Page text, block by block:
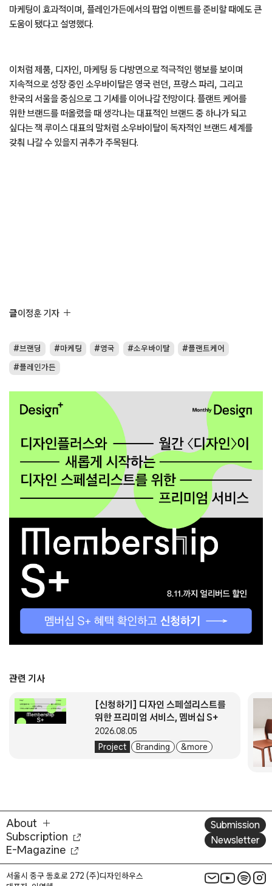
마케팅이 효과적이며, 플레인가든에서의 팝업 이벤트를 준비할 때에도 큰
도움이 됐다고 설명했다.
이처럼 제품, 디자인, 마케팅 등 다방면으로 적극적인 행보를 보이며
지속적으로 성장 중인 소우바이탈은 영국 런던, 프랑스 파리, 그리고
한국의 서울을 중심으로 그 기세를 이어나갈 전망이다. 플랜트 케어를
위한 브랜드를 떠올렸을 때 생각나는 대표적인 브랜드 중 하나가 되고
싶다는 잭 루이스 대표의 말처럼 소우바이탈이 독자적인 브랜드 세계를
갖춰 나갈 수 있을지 귀추가 주목된다.
글이정훈 기자
브랜딩 마케팅 영국 소우바이탈 플랜트케어
플레인가든
관련 기사
Project Branding & more
[신청하기] 디자인 스페셜리스트를
위한 프리미엄 서비스, 멤버십 S+
2026.08.05
About
Subscription
E-Magazine
Submission
Newsletter
서울시 중구 동호로 272 (주)디자인하우스